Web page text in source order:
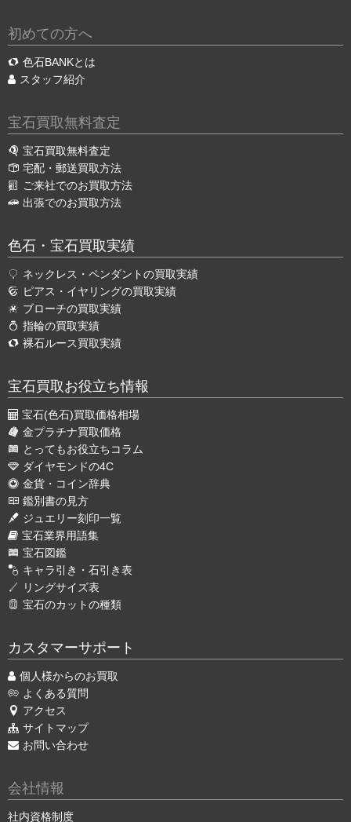
初めての方へ
色石BANKとは
スタッフ紹介
宝石買取無料査定
宝石買取無料査定
宅配・郵送買取方法
ご来社でのお買取方法
出張でのお買取方法
色石・宝石買取実績
ネックレス・ペンダントの買取実績
ピアス・イヤリングの買取実績
ブローチの買取実績
指輪の買取実績
裸石ルース買取実績
宝石買取お役立ち情報
宝石(色石)買取価格相場
金プラチナ買取価格
とってもお役立ちコラム
ダイヤモンドの4C
金貨・コイン辞典
鑑別書の見方
ジュエリー刻印一覧
宝石業界用語集
宝石図鑑
キャラ引き・石引き表
リングサイズ表
宝石のカットの種類
カスタマーサポート
個人様からのお買取
よくある質問
アクセス
サイトマップ
お問い合わせ
会社情報
社内資格制度